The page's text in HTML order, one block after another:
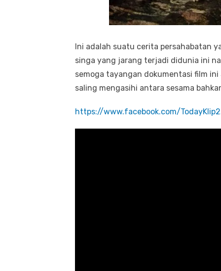
Ini adalah suatu cerita persahabatan
singa yang jarang terjadi didunia ini
semoga tayangan dokumentasi film
saling mengasihi antara sesama
https://www.facebook.com/